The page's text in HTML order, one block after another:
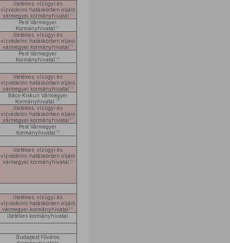
illetékes, vízügyi és
vízvédelmi hatáskörben eljáró
vármegyei kormányhivatal 11
Pest Vármegyei
Kormányhivatal 12
illetékes, vízügyi és
vízvédelmi hatáskörben eljáró
vármegyei kormányhivatal 13
Pest Vármegyei
Kormányhivatal 14
illetékes, vízügyi és
vízvédelmi hatáskörben eljáró
vármegyei kormányhivatal 15
Bács-Kiskun Vármegyei
Kormányhivatal 16
illetékes, vízügyi és
vízvédelmi hatáskörben eljáró
vármegyei kormányhivatal 17
Pest Vármegyei
Kormányhivatal 18
illetékes, vízügyi és
vízvédelmi hatáskörben eljáró
vármegyei kormányhivatal 19
illetékes, vízügyi és
vízvédelmi hatáskörben eljáró
vármegyei kormányhivatal 20
illetékes kormányhivatal
Budapest Főváros